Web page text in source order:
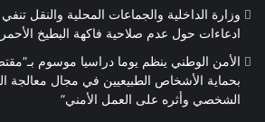
وزارة الداخلية والجماعات المحلية والنقل
ادعاءات حول عدم صلاحية فاكهة البطيخ الأحمر
الأمن الوطني ينظم يوما دراسيا موسوم
بحماية الأشخاص الطبيعيين في مجال معالجة
الشخصي وأثره على العمل الأمني”